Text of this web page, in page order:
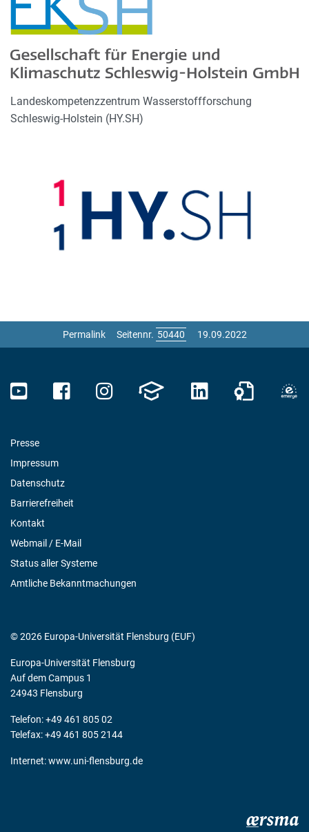
Landeskompetenzzentrum Wasserstoffforschung
Schleswig-Holstein (HY.SH)
Permalink Seitennr. 19.09.2022
Presse
Impressum
Datenschutz
Barrierefreiheit
Kontakt
Webmail / E-Mail
Status aller Systeme
Amtliche Bekanntmachungen
© 2026 Europa-Universität Flensburg (EUF)
Europa-Universität Flensburg
Auf dem Campus 1
24943 Flensburg
Telefon: +49 461 805 02
Telefax: +49 461 805 2144
Internet:www.uni-flensburg.de